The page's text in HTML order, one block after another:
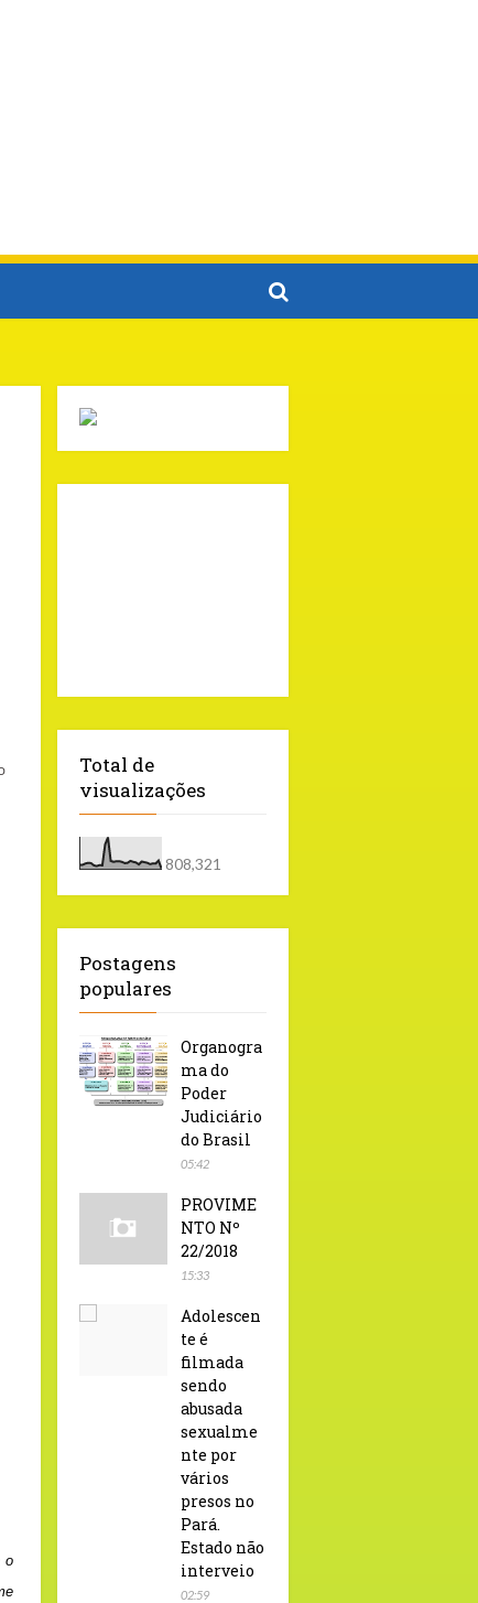
o
Total de
visualizações
808,321
Postagens
populares
Organogra
ma do
Poder
Judiciário
do Brasil
05:42
PROVIME
NTO Nº
22/2018
15:33
Adolescen
te é
filmada
sendo
abusada
sexualme
nte por
vários
presos no
Pará.
Estado não
interveio
02:59